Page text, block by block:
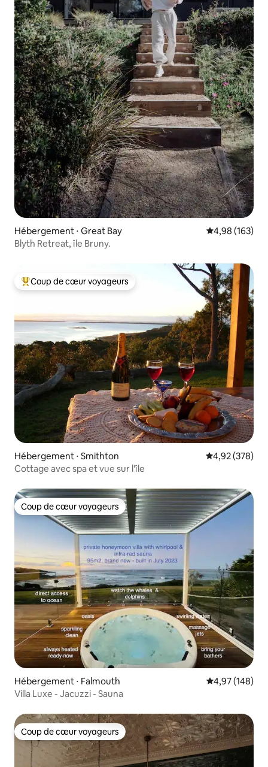
Hébergement ⋅ Great Bay Évaluation
4,98 (163)
Blyth Retreat, île Bruny.
Coups de cœur voyageurs les plus appréciés
Coup de cœur voyageurs
Hébergement ⋅ Smithton Évaluation
4,92 (378)
Cottage avec spa et vue sur l'île
Coup de cœur voyageurs
Coup de cœur voyageurs
Hébergement ⋅ Falmouth Évaluation
4,97 (148)
Villa Luxe - Jacuzzi - Sauna
Coup de cœur voyageurs
Coup de cœur voyageurs